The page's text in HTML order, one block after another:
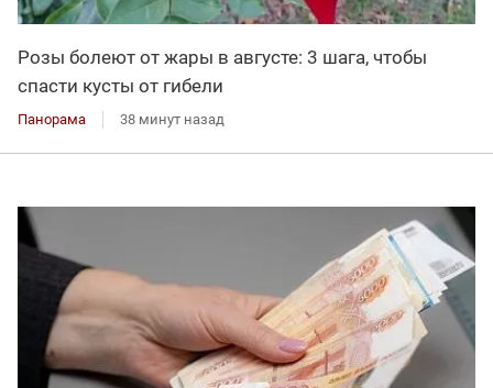
Розы болеют от жары в августе: 3 шага, чтобы
спасти кусты от гибели
Панорама 38 минут назад